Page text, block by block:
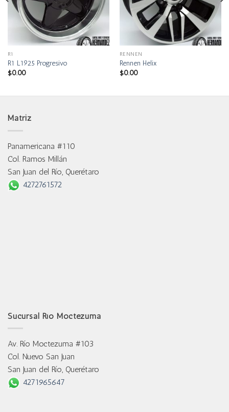
R1
R1 L1925 Progresivo
$0.00
RENNEN
Rennen Helix
$0.00
Matriz
Panamericana #110
Col. Ramos Millán
San Juan del Río, Querétaro
4272761572
Sucursal Río Moctezuma
Av. Río Moctezuma #103
Col. Nuevo San Juan
San Juan del Río, Querétaro
4271965647